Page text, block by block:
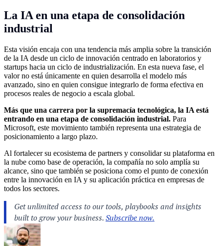
La IA en una etapa de consolidación
industrial
Esta visión encaja con una tendencia más amplia sobre la transición
de la IA desde un ciclo de innovación centrado en laboratorios y
startups hacia un ciclo de industrialización. En esta nueva fase, el
valor no está únicamente en quien desarrolla el modelo más
avanzado, sino en quien consigue integrarlo de forma efectiva en
procesos reales de negocio a escala global.
Más que una carrera por la supremacía tecnológica, la IA está
entrando en una etapa de consolidación industrial. Para
Microsoft, este movimiento también representa una estrategia de
posicionamiento a largo plazo.
Al fortalecer su ecosistema de partners y consolidar su plataforma en
la nube como base de operación, la compañía no solo amplía su
alcance, sino que también se posiciona como el punto de conexión
entre la innovación en IA y su aplicación práctica en empresas de
todos los sectores.